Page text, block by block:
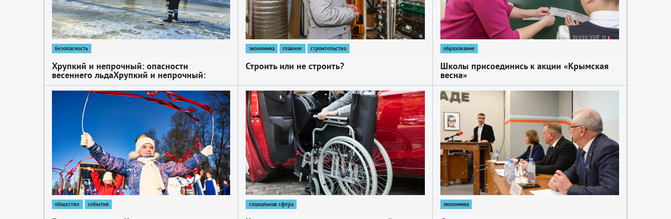
безопасность
Хрупкий и непрочный: опасности
весеннего льдаХрупкий и непрочный:
опасности весеннего льда
экономика главное строительство
Строить или не строить?
образование
Школы присоединись к акции «Крымская
весна»
общество события
1
социальная сфера
1
экономика